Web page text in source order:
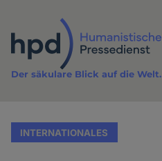
Inhalt
Der säkulare Blick auf die Welt.
INTERNATIONALES